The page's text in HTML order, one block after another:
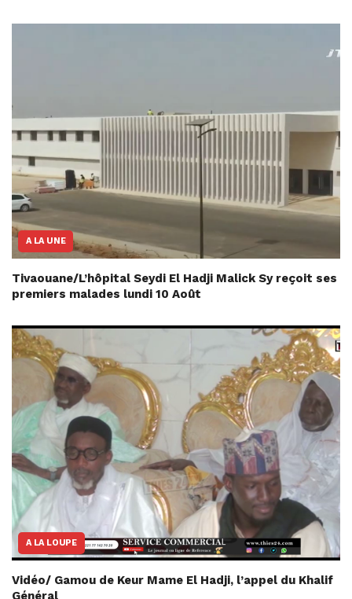
A LA UNE
Tivaouane/L’hôpital Seydi El Hadji Malick Sy reçoit ses
premiers malades lundi 10 Août
A LA LOUPE
Vidéo/ Gamou de Keur Mame El Hadji, l’appel du Khalif
Général